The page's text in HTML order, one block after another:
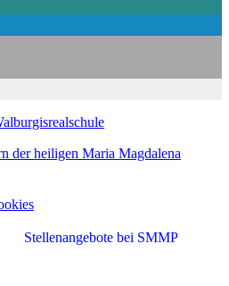
der heiligen Maria Magdalena
Stellenangebote bei SMMP